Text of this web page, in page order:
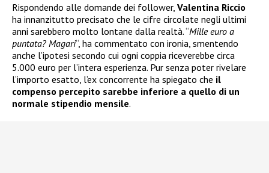
Rispondendo alle domande dei follower, Valentina Riccio
ha innanzitutto precisato che le cifre circolate negli ultimi
anni sarebbero molto lontane dalla realtà. “Mille euro a
puntata? Magari“, ha commentato con ironia, smentendo
anche l’ipotesi secondo cui ogni coppia riceverebbe circa
5.000 euro per l’intera esperienza. Pur senza poter rivelare
l’importo esatto, l’ex concorrente ha spiegato che il
compenso percepito sarebbe inferiore a quello di un
normale stipendio mensile.